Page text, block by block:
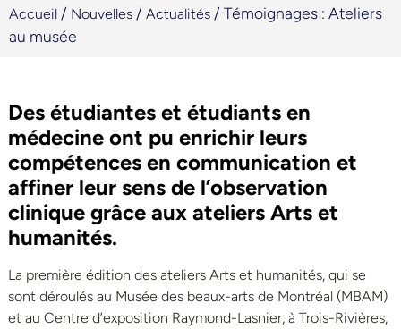
Accueil / Nouvelles / Actualités / Témoignages : Ateliers
au musée
Des étudiantes et étudiants en
médecine ont pu enrichir leurs
compétences en communication et
affiner leur sens de l’observation
clinique grâce aux ateliers Arts et
humanités.
La première édition des ateliers Arts et humanités, qui se
sont déroulés au Musée des beaux-arts de Montréal (MBAM)
et au Centre d’exposition Raymond-Lasnier, à Trois-Rivières,